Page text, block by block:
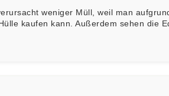
weniger Müll, weil man
kaufen kann. Außerdem sehen die